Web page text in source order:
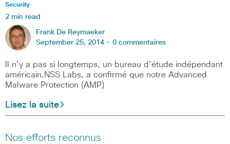
Security
2 min read
Frank De Reymaeker
September 25, 2014 - 0 commentaires
Il n’y a pas si longtemps, un bureau d’étude indépendant
américain,NSS Labs, a confirmé que notre Advanced
Malware Protection (AMP)
Lisez la suite
Nos efforts reconnus